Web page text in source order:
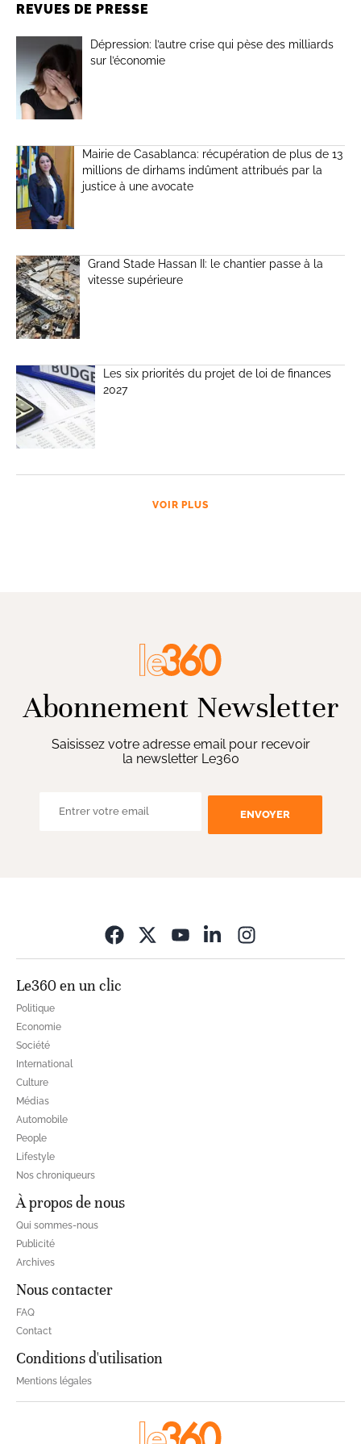
REVUES DE PRESSE
Dépression: l’autre crise qui pèse des milliards
sur l’économie
Mairie de Casablanca: récupération de plus de 13
millions de dirhams indûment attribués par la
justice à une avocate
Grand Stade Hassan II: le chantier passe à la
vitesse supérieure
Les six priorités du projet de loi de finances
2027
VOIR PLUS
Abonnement Newsletter
Saisissez votre adresse email pour recevoir
la newsletter Le360
ENVOYER
Le360 en un clic
Politique
Economie
Société
International
Culture
Médias
Automobile
People
Lifestyle
Nos chroniqueurs
À propos de nous
Qui sommes-nous
Publicité
Archives
Nous contacter
FAQ
Contact
Conditions d'utilisation
Mentions légales